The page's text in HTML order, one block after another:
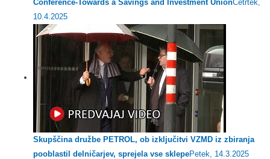
Conference-Towards a Savings and Investment UnionČetrtek,
10.4.2025
Skupščina družbe PETROL, ob izključitvi VZMD iz zbiranja
pooblastil delničarjev, sprejela vse sklepePetek, 14.3.2025